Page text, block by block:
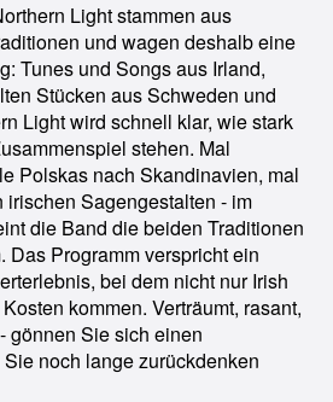
Light stammen aus
und wagen deshalb eine
Tunes und Songs aus Irland,
Stücken aus Schweden und
Light wird schnell klar, wie stark
stehen. Mal
Polskas nach Skandinavien, mal
Sagengestalten - im
die Band die beiden Traditionen
Das Programm verspricht ein
bei dem nicht nur Irish
kommen. Verträumt, rasant,
gönnen Sie sich einen
noch lange zurückdenken